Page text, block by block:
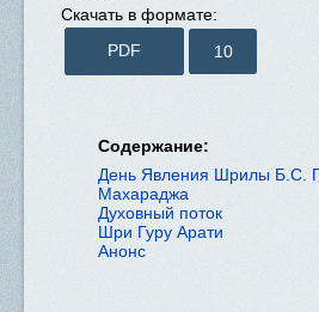
Скачать в формате:
PDF
10
Содержание:
День Явления Шрилы Б.С.
Махараджа
Духовный поток
Шри Гуру Арати
Анонс